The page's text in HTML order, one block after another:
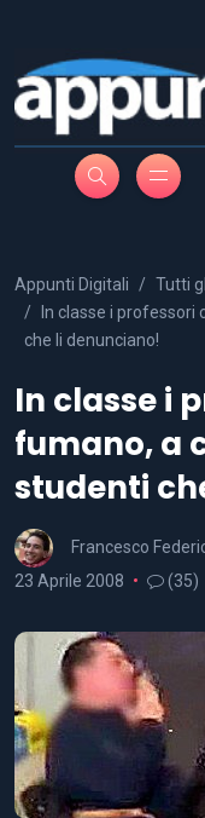
Appunti Digitali
Tutti
In classe i professori
che li denunciano!
In classe i
fumano, a
studenti
Francesco
23 Aprile 2008
(35)